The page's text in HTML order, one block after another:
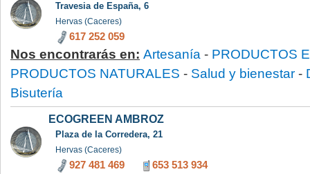
Travesia de España, 6
Hervas (Caceres)
617 252 059
Nos encontrarás en: Artesanía - PRODUCTOS
PRODUCTOS NATURALES - Salud y bienestar -
Bisutería
ECOGREEN AMBROZ
Plaza de la Corredera, 21
Hervas (Caceres)
927 481 469 653 513 934